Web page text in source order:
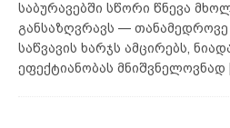
საბურავებში სწორი წნევა
განსაზღვრავს — თანამედროვე
საწვავის ხარჯს ამცირებს,
ეფექტიანობას მნიშვნელოვნად